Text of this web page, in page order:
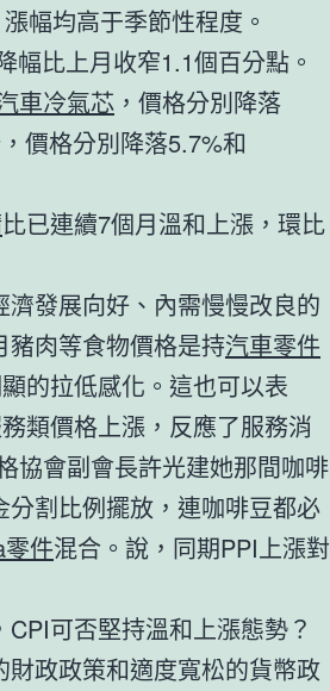
幅均高于季節性程度。
幅比上月收窄1.1個百分點。
車冷氣芯 ，價格分別降落
價格分別降落5.7%和
比已連續7個月溫和上漲，環比
濟發展向好、內需慢慢改良的
肉等食物價格是持汽車零件
的拉低感化。這也可以表
類價格上漲，反應了服務消
協會副會長許光建她那間咖啡
割比例擺放，連咖啡豆都必
件混合。說，同期PPI上漲對
CPI可否堅持溫和上漲態勢？
政政策和適度寬松的貨幣政